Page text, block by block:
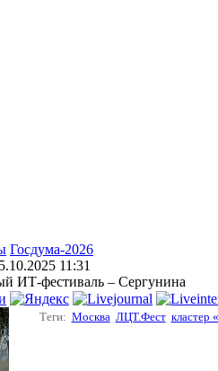
Госдума-2026
11:31
ИТ-фестиваль – Сергунина
Теги: Москва ЛЦТ.Фест кластер